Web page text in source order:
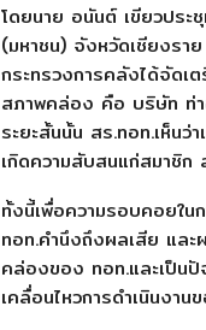
โดยนาย อนันต์ เขียวประ
(มหาชน) จังหวัดเชียงรา
กระทรวงการคลังได้จัด
สภาพคล่อง คือ บริษัท ท่า
ระยะสั้นนั้น สร.ทอท.เห็นว่
เกิดความสับสนแก่สมาชิก
ทั้งนี้เพื่อความรอบคอยใน
ทอท.คำนึงถึงผลเสีย และ
คล่องของ ทอท.และเป็นปั
เคลื่อนไหวการดำเนินงา